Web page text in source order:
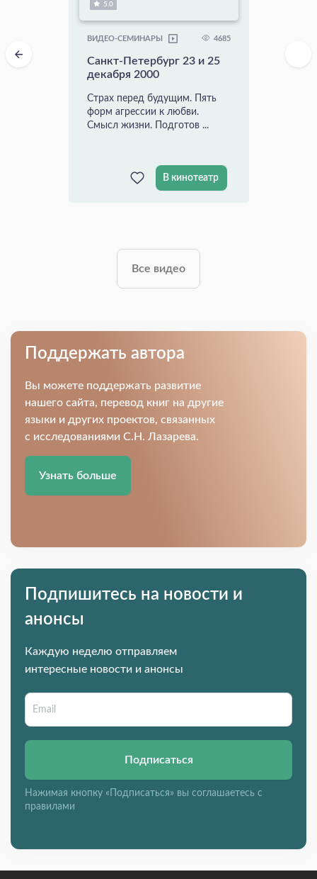
5.0
ВИДЕО-СЕМИНАРЫ 4685
Санкт-Петербург 23 и 25
декабря 2000
Страх перед будущим. Пять
форм агрессии к любви.
Смысл жизни. Подготов ...
В кинотеатр
Все видео
Поддержать автора
Вы можете поддержать развитие
нашего сайта, перевод книг на другие
языки и других проектов, связанных
с исследованиями С.Н. Лазарева.
Узнать больше
Подпишитесь на новости и
анонсы
Каждую неделю отправляем
интересные новости и анонсы
Подписаться
Нажимая кнопку «Подписаться» вы соглашаетесь с
правилами